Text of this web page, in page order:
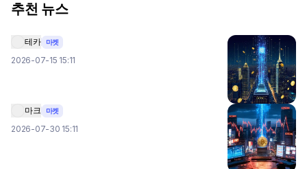
추천 뉴스
테카 마켓
2026-07-15 15:11
마크 마켓
2026-07-30 15:11